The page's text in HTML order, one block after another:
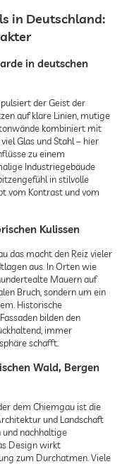
in Deutschland:
in deutschen
der Geist der
auf klare Linien, mutige
kombiniert mit
Glas und Stahl – hier
zu einem
Industriegebäude
in stilvolle
vom Kontrast und vom
Kulissen
das macht den Reiz vieler
aus. In Orten wie
Mauern auf
Bruch, sondern um ein
Historische
bilden den
immer
schafft.
Wald, Bergen
dem Chiemgau ist die
und Landschaft
und nachhaltige
Design wirkt
zum Durchatmen. Viele